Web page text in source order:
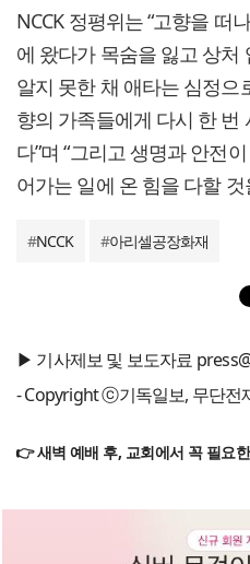
NCCK 정평위는 “고향을 떠
에 왔다가 목숨을 잃고 상처
알지 못한 채 애타는 심정으
향의 가족들에게 다시 한 번
다”며 “그리고 생명과 안전
어가는 일에 온 힘을 다할
#NCCK #아리셀공장화재
▶ 기사제보 및 보도자료
- Copyright ⓒ기독일보, 무단전
👉 새벽 예배 후, 교회에서 꼭 필요